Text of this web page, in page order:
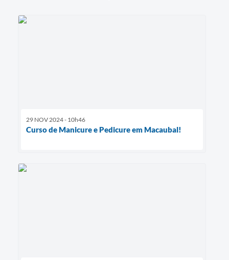
29 NOV 2024 - 10h46
Curso de Manicure e Pedicure em Macaubal!